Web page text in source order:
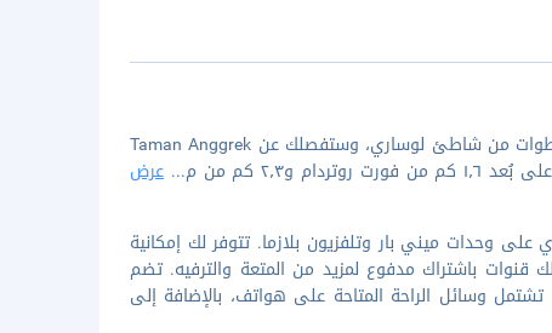
عند إقامتك في ألماديرا هوتل ماكاسار، ستكون في وسط ماكاسار، على بُعد خطوات من شاطئ لوساري، وستفصلك عن Taman Anggrek
... عرض
من 86 غرفة ضيافة مكيفة تحتوي على وحدات ميني بار وتلفزيون بلازما. تتوفر لك إمكانية
قنوات باشتراك مدفوع لمزيد من المتعة والترفيه. تضم
وسائل الراحة المتاحة على هواتف، بالإضافة إلى